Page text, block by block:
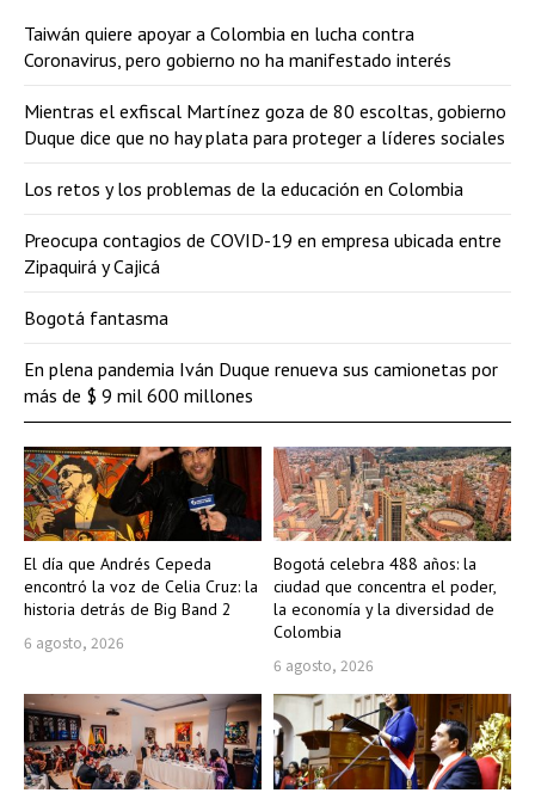
El día que Andrés Cepeda
encontró la voz de Celia Cruz: la
historia detrás de Big Band 2
6 agosto, 2026
Bogotá celebra 488 años: la
ciudad que concentra el poder,
la economía y la diversidad de
Colombia
6 agosto, 2026
Taiwán quiere apoyar a Colombia en lucha contra
Coronavirus, pero gobierno no ha manifestado interés
Mientras el exfiscal Martínez goza de 80 escoltas, gobierno
Duque dice que no hay plata para proteger a líderes sociales
Los retos y los problemas de la educación en Colombia
Preocupa contagios de COVID-19 en empresa ubicada entre
Zipaquirá y Cajicá
Bogotá fantasma
En plena pandemia Iván Duque renueva sus camionetas por
más de $ 9 mil 600 millones